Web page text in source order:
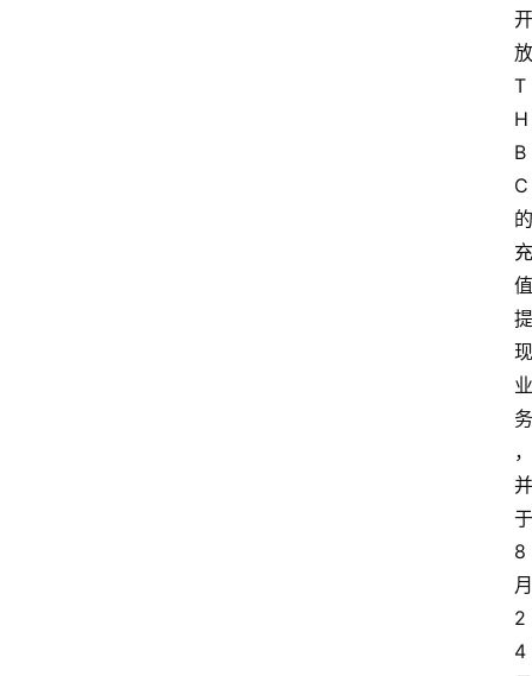
开
放
T
H
B
C
的
充
值
提
现
业
务
，
并
于
8
月
2
4